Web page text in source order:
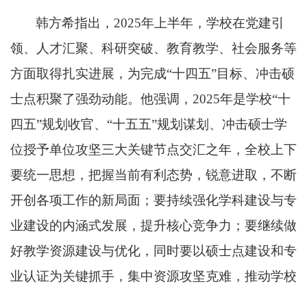
韩方希指出， 2025年上半年，学校在党建引
领、人才汇聚、科研突破、 教育教学、 社会服务等
方面取得扎实进展，为完成“十四五”目标、冲击硕
士点积聚了强劲动能。他强调，2025年是学校“十
四五”规划收官、 “十五五”规划谋划 、 冲击硕士学
位授予单位攻坚三大关键节点交汇之年 ，全校上下
要统一思想，把握当前有利态势，锐意进取，不断
开创各项工作的新局面 ； 要持续强化学科建设与专
业建设的内涵式发展，提升核心竞争力 ； 要继续做
好教学资源建设与优化，同时要以硕士点建设和专
业认证为关键抓手，集中资源攻坚克难 ， 推动学校